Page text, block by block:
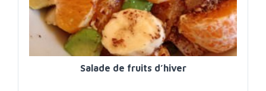
Salade de fruits d’hiver